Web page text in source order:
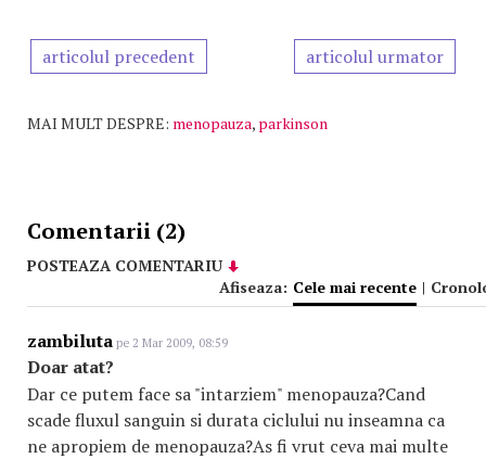
articolul precedent articolul urmator
MAI MULT DESPRE: menopauza, parkinson
Comentarii (2)
POSTEAZA COMENTARIU
Afiseaza: Cele mai recente |
zambiluta pe 2 Mar 2009, 08:59
Doar atat?
Dar ce putem face sa "intarziem" menopauza?Cand
scade fluxul sanguin si durata ciclului nu inseamna ca
ne apropiem de menopauza?As fi vrut ceva mai multe